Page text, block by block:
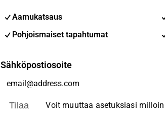
Aamukatsaus
Pohjoismaiset tapahtumat
Sähköpostiosoite
Tilaa Voit muuttaa asetuksiasi